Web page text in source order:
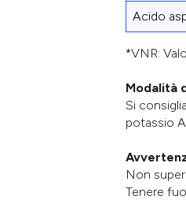
Acido
*VNR:
Modalità
Si
potassio
Non
Tenere